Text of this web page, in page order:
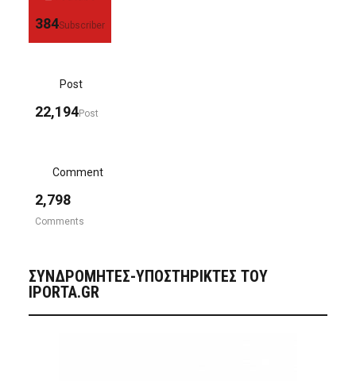
384Subscriber
Post
22,194Post
Comment
2,798
Comments
ΣΥΝΔΡΟΜΗΤΈΣ-ΥΠΟΣΤΗΡΙΚΤΈΣ ΤΟΥ
IPORTA.GR